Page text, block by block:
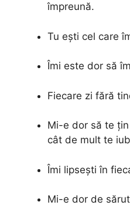
împreună.
Tu ești cel care
Îmi este dor să
Fiecare zi fără
Mi-e dor să te
cât de mult te
Îmi lipsești în
Mi-e dor de